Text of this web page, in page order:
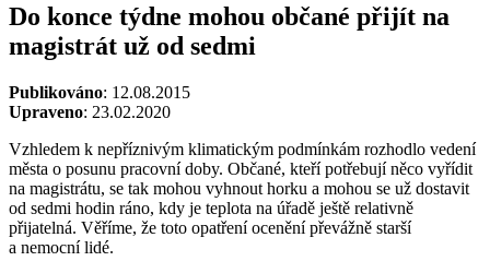
Do konce týdne mohou občané přijít na
magistrát už od sedmi
Publikováno: 12.08.2015
Upraveno: 23.02.2020
Vzhledem k nepříznivým klimatickým podmínkám rozhodlo vedení
města o posunu pracovní doby. Občané, kteří potřebují něco vyřídit
na magistrátu, se tak mohou vyhnout horku a mohou se už dostavit
od sedmi hodin ráno, kdy je teplota na úřadě ještě relativně
přijatelná. Věříme, že toto opatření ocenění převážně starší
a nemocní lidé.